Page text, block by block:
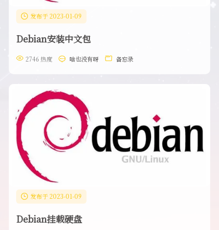
发布于 2023-01-09
Debian安装中文包
2746 热度 啥也没有呀 备忘录
发布于 2023-01-09
Debian挂载硬盘